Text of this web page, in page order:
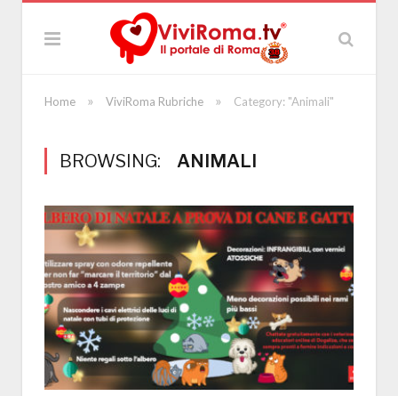
Home » ViviRoma Rubriche » Category: "Animali"
BROWSING: ANIMALI